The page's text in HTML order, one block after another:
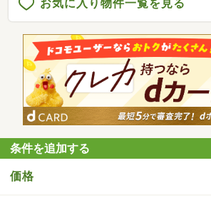
お気に入り物件一覧を見る
条件を追加する
価格